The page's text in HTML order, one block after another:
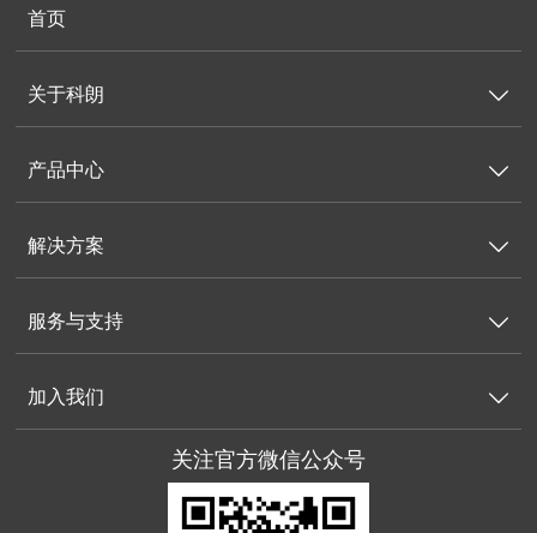
首页
关于科朗 
产品中心 
解决方案 
服务与支持 
加入我们 
关注官方微信公众号